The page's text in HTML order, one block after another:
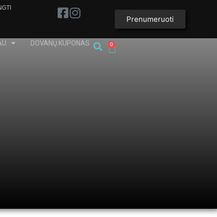
Prenumeruoti
DOVANŲ KUPONAS 0